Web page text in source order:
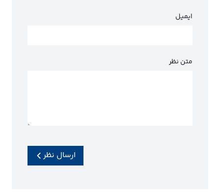
ایمیل
متن نظر
ارسال نظر